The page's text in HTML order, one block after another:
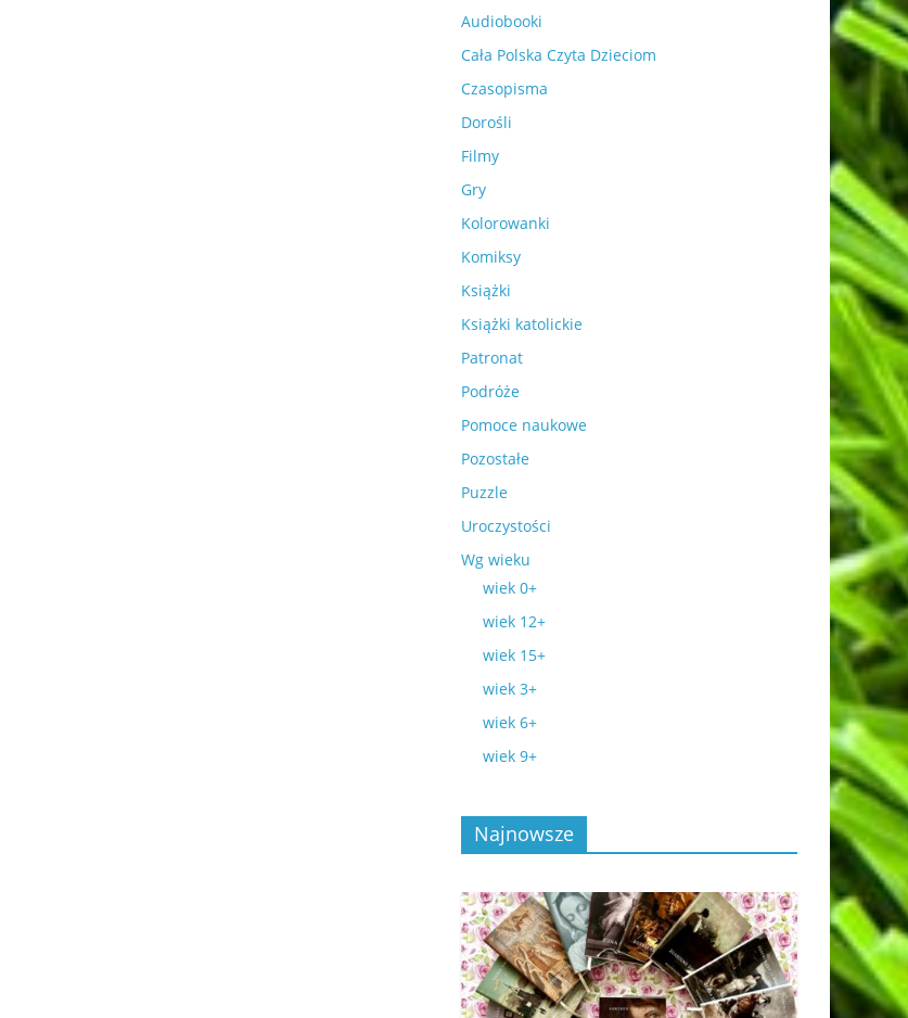
Audiobooki
Cała Polska Czyta Dzieciom
Czasopisma
Dorośli
Filmy
Gry
Kolorowanki
Komiksy
Książki
Książki katolickie
Patronat
Podróże
Pomoce naukowe
Pozostałe
Puzzle
Uroczystości
Wg wieku
wiek 0+
wiek 12+
wiek 15+
wiek 3+
wiek 6+
wiek 9+
Najnowsze